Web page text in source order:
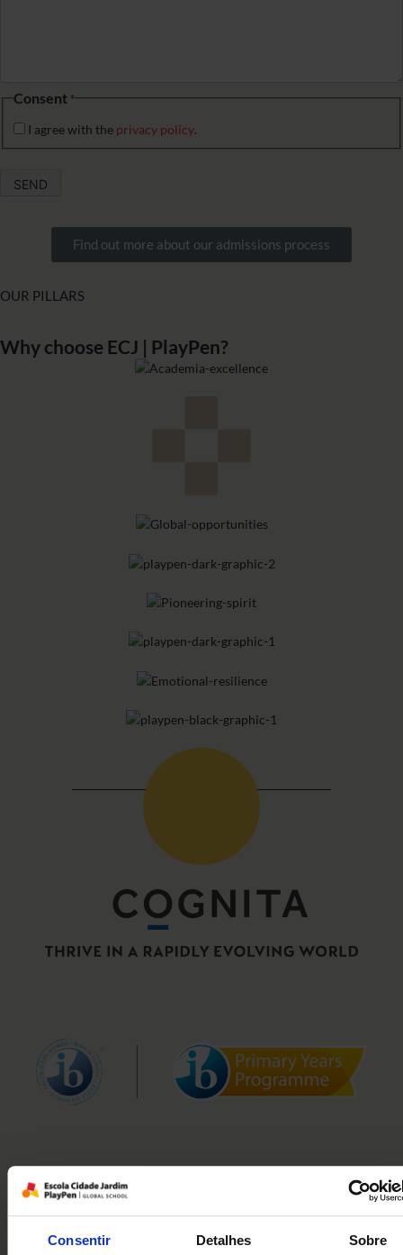
Consentir Detalhes Sobre
Consent *
I agree with the privacy policy.
Find out more about our admissions process
OUR PILLARS
Why choose ECJ | PlayPen?